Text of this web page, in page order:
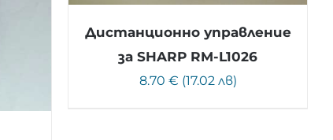
Дистанционно управление
за SHARP RM-L1026
8.70 € (17.02 лв)